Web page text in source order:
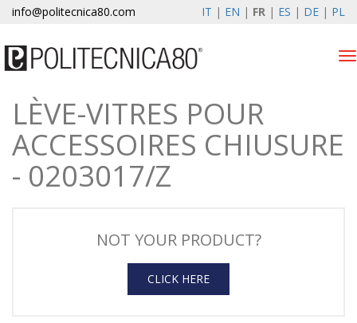
info@politecnica80.com IT | EN | FR | ES | DE | PL
sabato 8 agosto 2026
Lève-vitres électriques
Societe
News
LÈVE-VITRES POUR
ACCESSOIRES CHIUSURE
- 0203017/Z
NOT YOUR PRODUCT?
CLICK HERE